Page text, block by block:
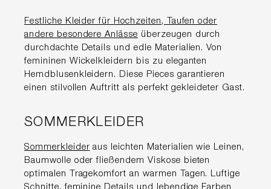
Festliche Kleider für Hochzeiten, Taufen oder
andere besondere Anlässe überzeugen durch
durchdachte Details und edle Materialien. Von
femininen Wickelkleidern bis zu eleganten
Hemdblusenkleidern. Diese Pieces garantieren
einen stilvollen Auftritt als perfekt gekleideter Gast.
SOMMERKLEIDER
Sommerkleider aus leichten Materialien wie Leinen,
Baumwolle oder fließendem Viskose bieten
optimalen Tragekomfort an warmen Tagen. Luftige